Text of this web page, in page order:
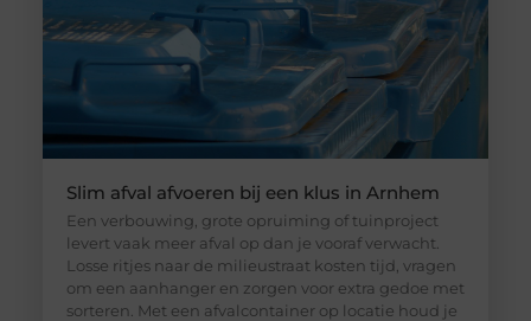
Slim afval afvoeren bij een klus in Arnhem
Een verbouwing, grote opruiming of tuinproject
levert vaak meer afval op dan je vooraf verwacht.
Losse ritjes naar de milieustraat kosten tijd, vragen
om een aanhanger en zorgen voor extra gedoe met
sorteren. Met een afvalcontainer op locatie houd je